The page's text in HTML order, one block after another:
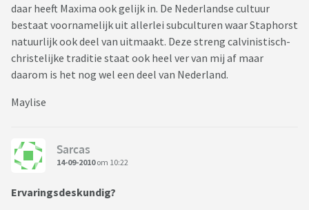
daar heeft Maxima ook gelijk in. De Nederlandse cultuur
bestaat voornamelijk uit allerlei subculturen waar Staphorst
natuurlijk ook deel van uitmaakt. Deze streng calvinistisch-
christelijke traditie staat ook heel ver van mij af maar
daarom is het nog wel een deel van Nederland.
Maylise
Sarcas
14-09-2010om 10:22
Ervaringsdeskundig?